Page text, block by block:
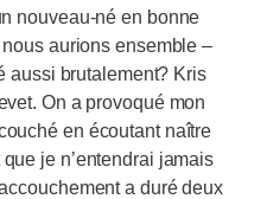
nouveau-né en bonne
aurions ensemble –
aussi brutalement? Kris
On a provoqué mon
en écoutant naître
je n’entendrai jamais
a duré deux